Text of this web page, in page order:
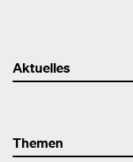
Aktuelles
Themen